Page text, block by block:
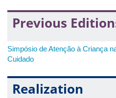
Previous
Simpósio de Atenção à Criança
Cuidado
Realization